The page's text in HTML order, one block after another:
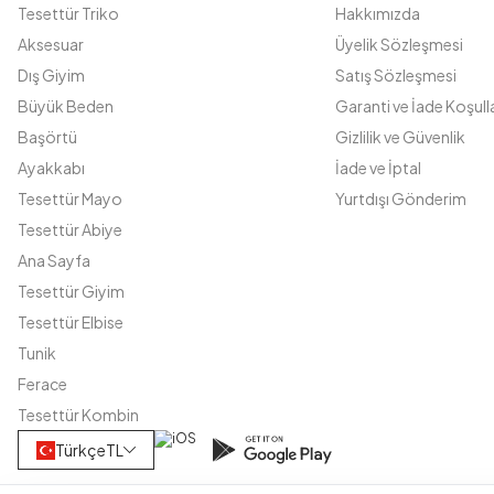
Tesettür Triko
Aksesuar
Dış Giyim
Büyük Beden
Başörtü
Ayakkabı
Tesettür Mayo
Tesettür Abiye
Ana Sayfa
Tesettür Giyim
Tesettür Elbise
Tunik
Ferace
Tesettür Kombin
Hakkımızda
Üyelik Sözleşmesi
Satış Sözleşmesi
Garanti ve İade
Gizlilik ve Güvenlik
İade ve İptal
Yurtdışı Gönderim
TürkçeTL